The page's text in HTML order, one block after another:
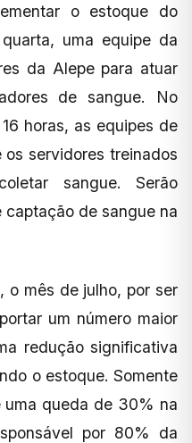
o estoque do
uma equipe da
da Alepe para atuar
de sangue. No
horas, as equipes de
servidores treinados
sangue. Serão
de sangue na
o mês de julho, por ser
um número maior
redução significativa
o estoque. Somente
uma queda de 30% na
por 80% da